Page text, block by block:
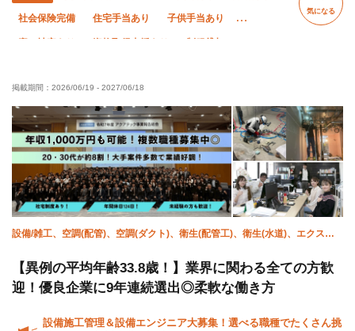
社会保険完備 住宅手当あり 子供手当あり
寮・社宅あり 資格取得支援あり 制服貸与
有資格者優遇 夏季休暇
残業月10時間以下 残業ゼロ 完全週休二日制
土日休み 転勤なし
気になる
掲載期間： 2026/06/19 - 2027/06/18
設備/雑工、空調(配管)、空調(ダクト)、衛生(配管工)、衛生(水道)、エクステ
工事)
【異例の平均年齢33.8歳！】業界に関わる全ての方歓
迎！優良企業に9年連続選出◎柔軟な働き方
設備施工管理＆設備エンジニア大募集！選べる職種でたくさん挑